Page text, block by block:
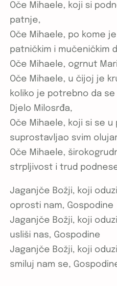
Oče Mihaele, koji si
patnje,
Oče Mihaele, po kome
patničkim i mučeničkim
Oče Mihaele, ogrnut
Oče Mihaele, u čijoj je
koliko je potrebno da
Djelo Milosrđa,
Oče Mihaele, koji si se
suprostavljao svim
Oče Mihaele,
strpljivost i trud
Jaganjče Božji, koji
oprosti nam, Gospodine
Jaganjče Božji, koji
usliši nas, Gospodine
Jaganjče Božji, koji
smiluj nam se,